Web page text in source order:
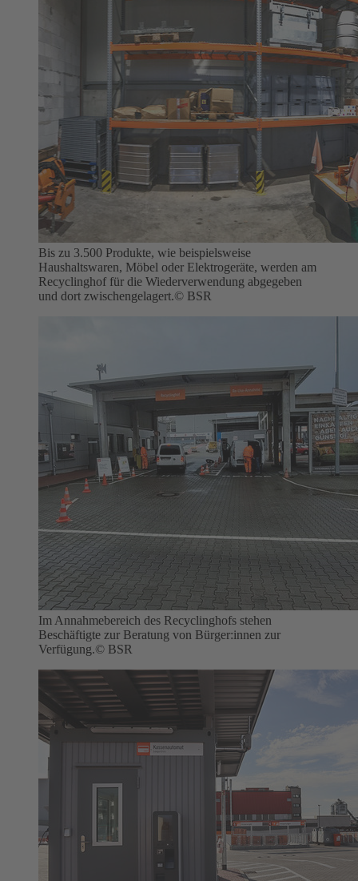
Bis zu 3.500 Produkte, wie beispielsweise
Haushaltswaren, Möbel oder Elektrogeräte, werden am
Recyclinghof für die Wiederverwendung abgegeben
und dort zwischengelagert.© BSR
Im Annahmebereich des Recyclinghofs stehen
Beschäftigte zur Beratung von Bürger:innen zur
Verfügung.© BSR